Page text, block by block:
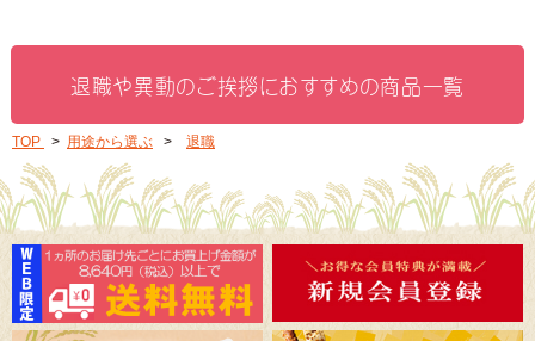
退職や異動のご挨拶におすすめの商品一覧
TOP > 用途から選ぶ > 退職